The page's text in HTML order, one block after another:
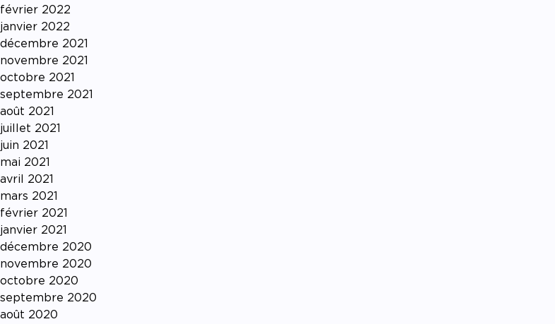
février 2022
janvier 2022
décembre 2021
novembre 2021
octobre 2021
septembre 2021
août 2021
juillet 2021
juin 2021
mai 2021
avril 2021
mars 2021
février 2021
janvier 2021
décembre 2020
novembre 2020
octobre 2020
septembre 2020
août 2020